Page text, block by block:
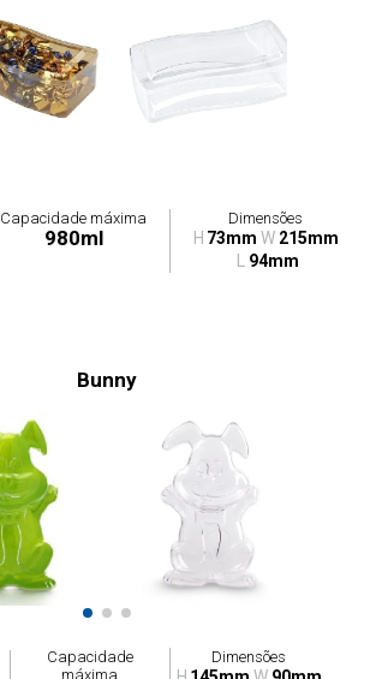
Capacidade máxima
980ml
Dimensões
H 73mm W 215mm
L 94mm
Bunny
Capacidade
máxima
Dimensões